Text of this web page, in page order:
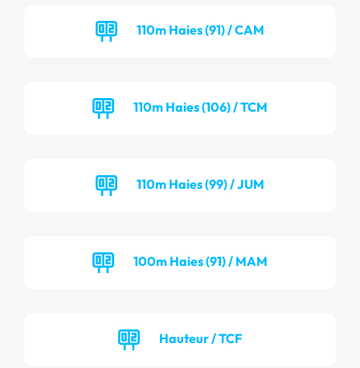
110m Haies (91) / CAM
110m Haies (106) / TCM
110m Haies (99) / JUM
100m Haies (91) / MAM
Hauteur / TCF